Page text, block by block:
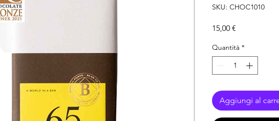
SKU: CHOC1010
15,00 €
Quantità *
Aggiungi al